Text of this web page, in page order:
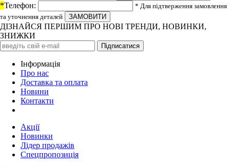
*Телефон:
* Для підтверження замовлення
та уточнення деталей
ДІЗНАЙСЯ ПЕРШИМ ПРО НОВІ ТРЕНДИ, НОВИНКИ,
ЗНИЖКИ
Iнформація
Про нас
Доставка та оплата
Новини
Контакти
Акції
Новинки
Лідер продажів
Спецпропозиція